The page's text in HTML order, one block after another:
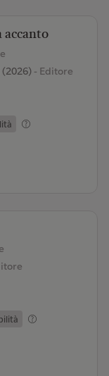
accanto
- Editore